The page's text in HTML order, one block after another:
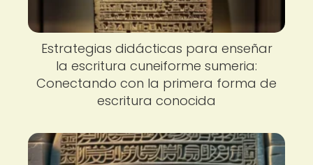
Estrategias didácticas para enseñar
la escritura cuneiforme sumeria:
Conectando con la primera forma de
escritura conocida